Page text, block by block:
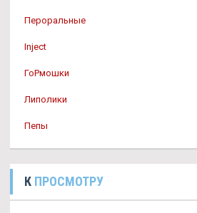
Пероральные
Inject
ГоРмошки
Липолики
Пепы
К ПРОСМОТРУ